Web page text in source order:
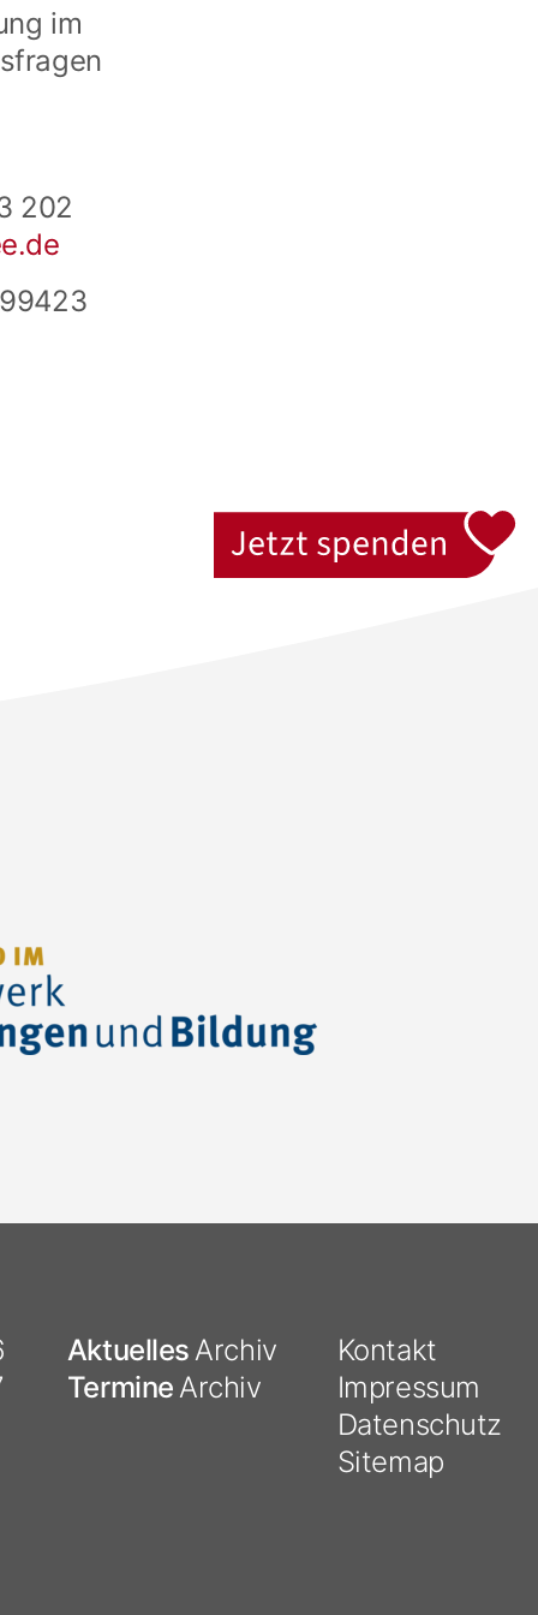
im
202
Jetzt spenden
AktuellesArchiv
TermineArchiv
Kontakt
Impressum
Datenschutz
Sitemap